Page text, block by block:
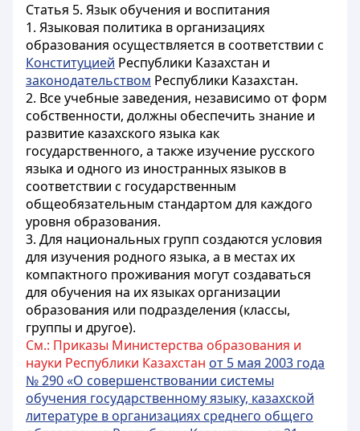
Статья 5. Язык обучения и воспитания
1. Языковая политика в организациях
образования осуществляется в соответствии с
Конституцией Республики Казахстан и
законодательством Республики Казахстан.
2. Все учебные заведения, независимо от форм
собственности, должны обеспечить знание и
развитие казахского языка как
государственного, а также изучение русского
языка и одного из иностранных языков в
соответствии с государственным
общеобязательным стандартом для каждого
уровня образования.
3. Для национальных групп создаются условия
для изучения родного языка, а в местах их
компактного проживания могут создаваться
для обучения на их языках организации
образования или подразделения (классы,
группы и другое).
См.: Приказы Министерства образования и
науки Республики Казахстан от 5 мая 2003 года
№ 290 «О совершенствовании системы
обучения государственному языку, казахской
литературе в организациях среднего общего